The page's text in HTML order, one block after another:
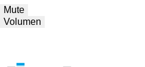
Mute
Volumen